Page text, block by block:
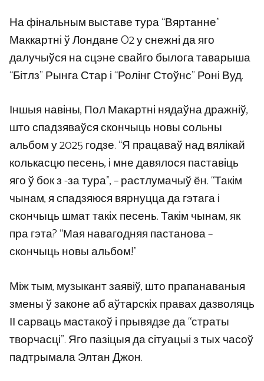
На фінальным выставе тура “Вяртанне”
Маккартні ў Лондане O2 у снежні да яго
далучыўся на сцэне свайго былога таварыша
“Бітлз” Рынга Стар і “Ролінг Стоўнс” Роні Вуд.
Іншыя навіны, Пол Макартні нядаўна дражніў,
што спадзяваўся скончыць новы сольны
альбом у 2025 годзе. “Я працаваў над вялікай
колькасцю песень, і мне давялося паставіць
яго ў бок з -за тура”, – растлумачыў ён. “Такім
чынам, я спадзяюся вярнуцца да гэтага і
скончыць шмат такіх песень. Такім чынам, як
пра гэта? “Мая навагодняя пастанова –
скончыць новы альбом!”
Між тым, музыкант заявіў, што прапанаваныя
змены ў законе аб аўтарскіх правах дазволяць
ІІ сарваць мастакоў і прывядзе да “страты
творчасці”. Яго пазіцыя да сітуацыі з тых часоў
падтрымала Элтан Джон.